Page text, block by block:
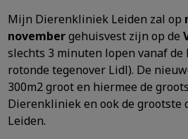
Mijn Dierenkliniek Leiden zal op
novembergehuisvest zijn op de
slechts 3 minuten lopen vanaf
rotonde tegenover Lidl). De
300m2 groot en hiermee de
Dierenkliniek en ook de grootste
Leiden.